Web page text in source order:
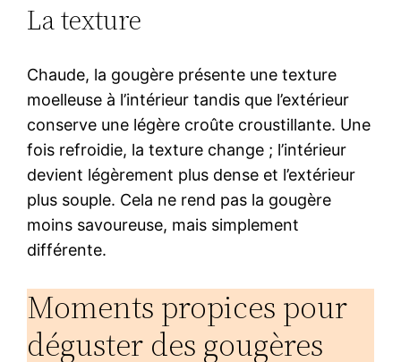
La texture
Chaude, la gougère présente une texture
moelleuse à l’intérieur tandis que l’extérieur
conserve une légère croûte croustillante. Une
fois refroidie, la texture change ; l’intérieur
devient légèrement plus dense et l’extérieur
plus souple. Cela ne rend pas la gougère
moins savoureuse, mais simplement
différente.
Moments propices pour
déguster des gougères